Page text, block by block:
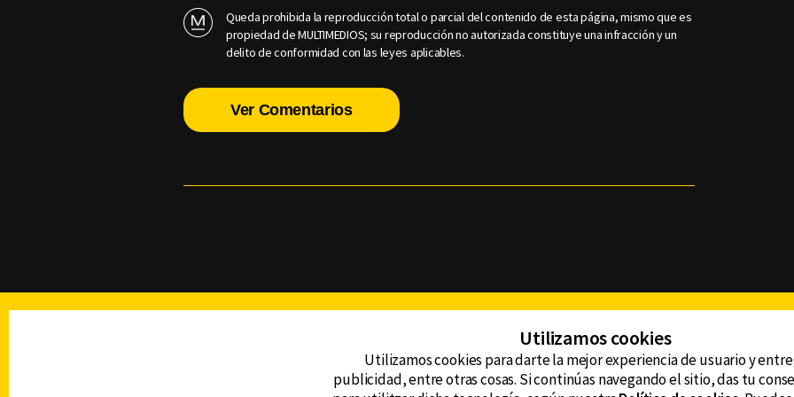
Queda prohibida la reproducción total o parcial del contenido de esta página, mismo que es
propiedad de MULTIMEDIOS; su reproducción no autorizada constituye una infracción y un
delito de conformidad con las leyes aplicables.
Ver Comentarios
DERECHOS RESERVADOS © CANAL 6 2026
CONTACTO
Utilizamos cookies
Utilizamos cookies para darte la mejor experiencia de usuario y
publicidad, entre otras cosas. Si continúas navegando el sitio, das tu